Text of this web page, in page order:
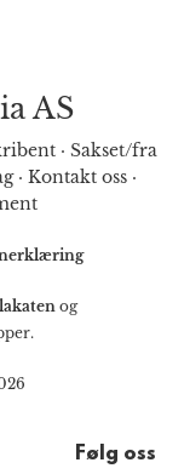
AS
· Sakset/fra
· Kontakt oss·
og
Følg oss